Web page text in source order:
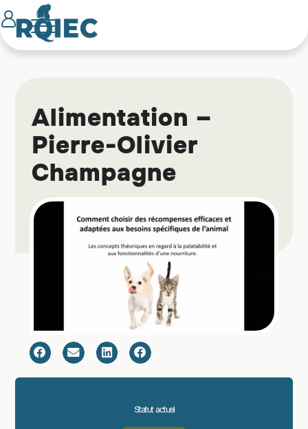
Alimentation –
Pierre-Olivier
Champagne
Statut actuel